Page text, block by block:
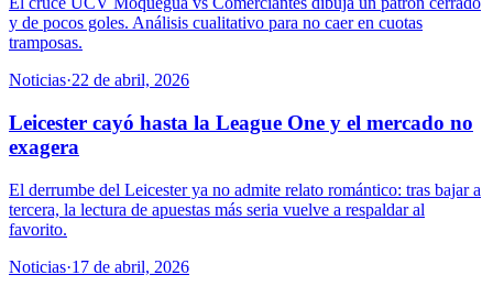
y de pocos goles. Análisis cualitativo para no caer en cuotas
tramposas.
Noticias·22 de abril, 2026
Leicester cayó hasta la League One y el mercado no
exagera
El derrumbe del Leicester ya no admite relato romántico: tras bajar a
tercera, la lectura de apuestas más seria vuelve a respaldar al
favorito.
Noticias·17 de abril, 2026